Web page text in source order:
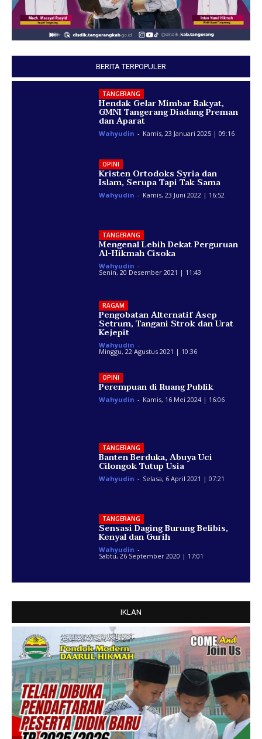
BERITA TERPOPULER
TANGERANG
Hendak Gelar Mimbar Rakyat,
GMNI Tangerang Diadang Preman
dan Aparat
Wahyudin - Kamis, 23 Januari 2025 | 09:16
OPINI
Kristen Ortodoks Syria dan
Islam, Serupa Tapi Tak Sama
Wahyudin - Kamis, 23 Juni 2022 | 16:52
TANGERANG
Mengenal Lebih Dekat Perguruan
Al-Hikmah Cisoka
Wahyudin -
Senin, 20 Desember 2021 | 11:43
RAGAM
Pengobatan Alternatif Asep
Setrum, Tangani Strok dan Urat
Kejepit
Wahyudin -
Minggu, 22 Agustus 2021 | 10:36
OPINI
Perempuan di Ruang Publik
Wahyudin - Kamis, 16 Mei 2024 | 16:06
TANGERANG
Banten Berduka, Abuya Uci
Cilongok Tutup Usia
Wahyudin - Selasa, 6 April 2021 | 07:21
TANGERANG
Sensasi Daging Burung Belibis,
Kenyal dan Gurih
Wahyudin -
Sabtu, 26 September 2020 | 17:01
IKLAN